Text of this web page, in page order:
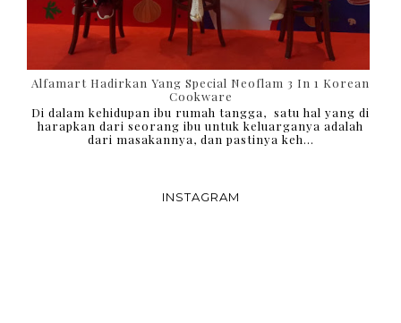
Alfamart Hadirkan Yang Special Neoflam 3 In 1 Korean
Cookware
Di dalam kehidupan ibu rumah tangga, satu hal yang di
harapkan dari seorang ibu untuk keluarganya adalah
dari masakannya, dan pastinya keh...
INSTAGRAM